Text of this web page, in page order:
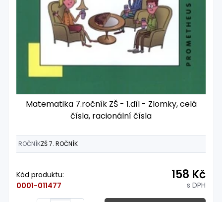
Matematika 7.ročník ZŠ - 1.díl - Zlomky, celá
čísla, racionální čísla
ROČNÍKZŠ 7. ROČNÍK
Kód produktu:
0001-011477
158 Kč
s DPH